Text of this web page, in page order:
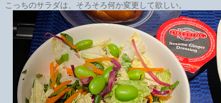
こっちのサラダは、そろそろ何か変更して欲しい。